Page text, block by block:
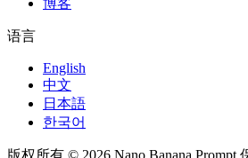
语言
English
中文
日本語
한국어
版权所有 © 2026 Nano Banana Prompt